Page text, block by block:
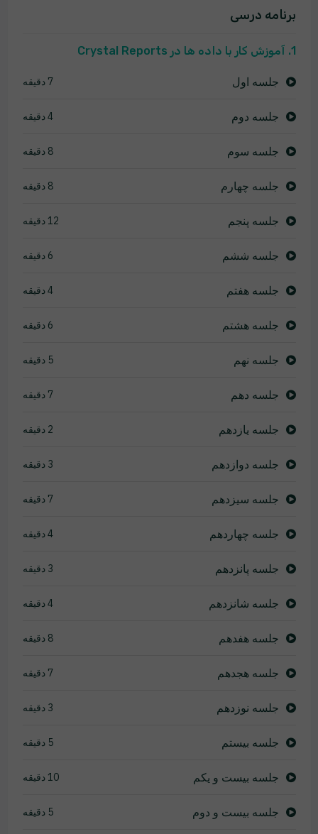
برنامه درسی
1. آموزش کار با داده ها در Crystal Reports
جلسه اول 7 دقیقه
جلسه دوم 4 دقیقه
جلسه سوم 8 دقیقه
جلسه چهارم 8 دقیقه
جلسه پنجم 12 دقیقه
جلسه ششم 6 دقیقه
جلسه هفتم 4 دقیقه
جلسه هشتم 6 دقیقه
جلسه نهم 5 دقیقه
جلسه دهم 7 دقیقه
جلسه یازدهم 2 دقیقه
جلسه دوازدهم 3 دقیقه
جلسه سیزدهم 7 دقیقه
جلسه چهاردهم 4 دقیقه
جلسه پانزدهم 3 دقیقه
جلسه شانزدهم 4 دقیقه
جلسه هفدهم 8 دقیقه
جلسه هجدهم 7 دقیقه
جلسه نوزدهم 3 دقیقه
جلسه بیستم 5 دقیقه
جلسه بیست و یکم 10 دقیقه
جلسه بیست و دوم 5 دقیقه